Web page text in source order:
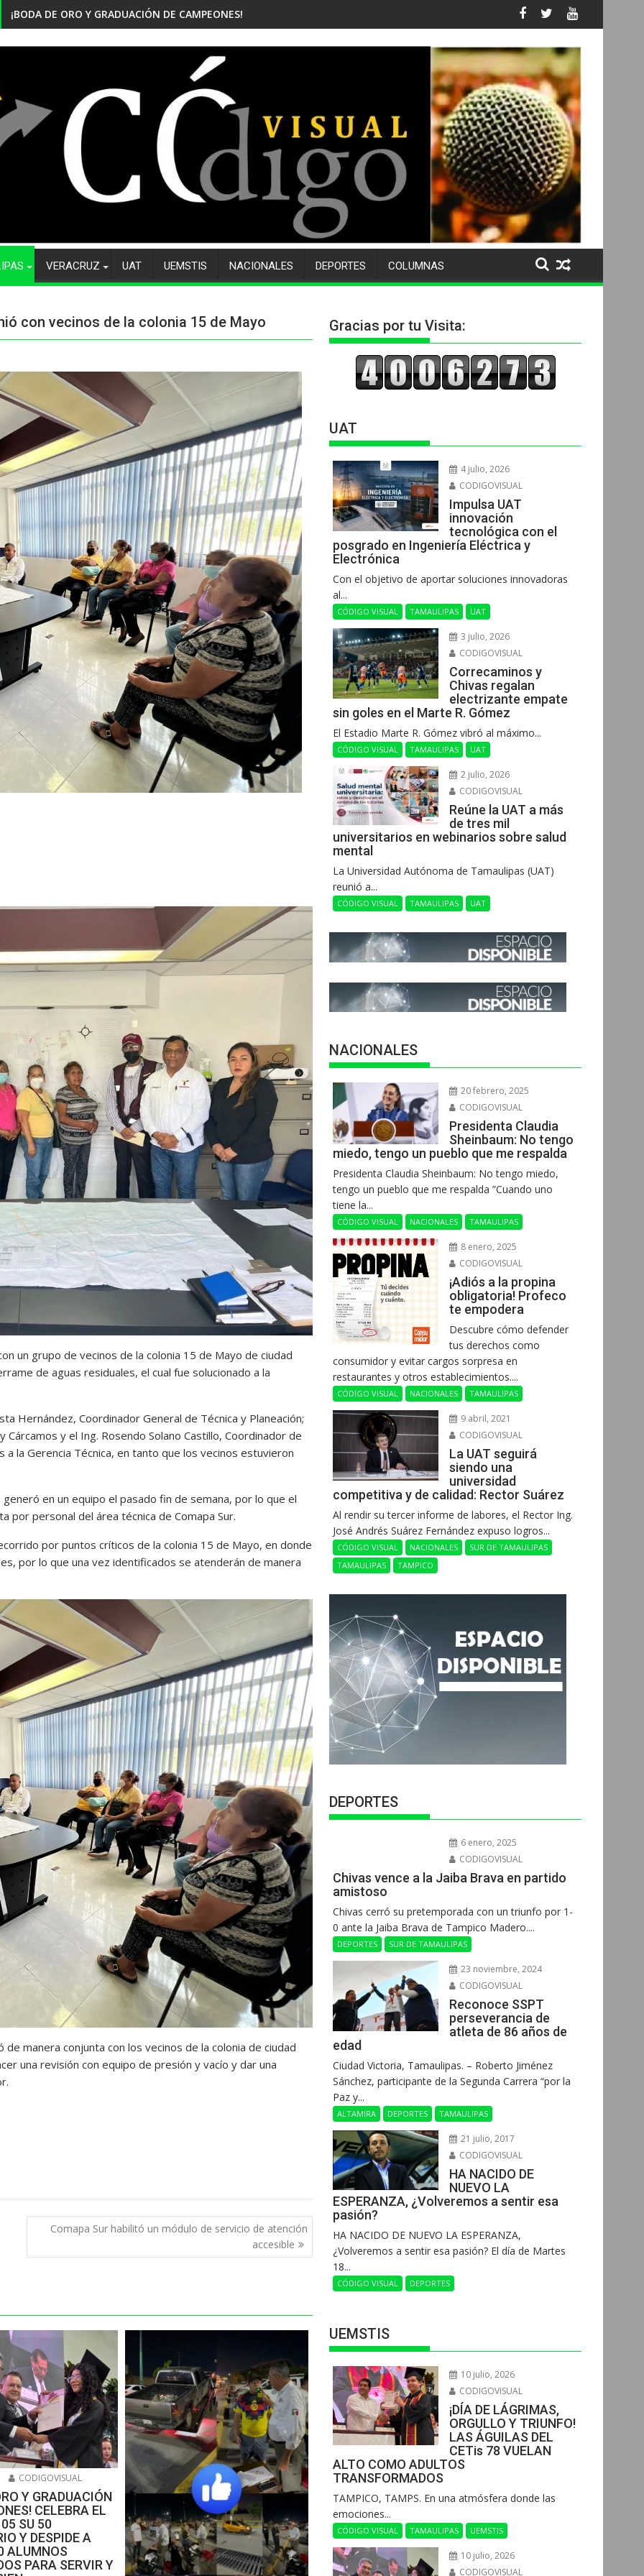
¡BODA DE ORO Y GRADUACIÓN DE CAMPEONES! CELEBRA EL CBTis No. 105 SU 50 ANIVERSARIO Y DESPIDE A MÁS DE 500
VERACRUZ UAT UEMSTIS NACIONALES DEPORTES COLUMNAS
con vecinos de la colonia 15 de Mayo
un grupo de vecinos de la colonia 15 de Mayo de ciudad
de aguas residuales, el cual fue solucionado a la
Hernández, Coordinador General de Técnica y Planeación;
Cárcamos y el Ing. Rosendo Solano Castillo, Coordinador de
la Gerencia Técnica, en tanto que los vecinos estuvieron
en un equipo el pasado fin de semana, por lo que el
por personal del área técnica de Comapa Sur.
por puntos críticos de la colonia 15 de Mayo, en donde
por lo que una vez identificados se atenderán de manera
manera conjunta con los vecinos de la colonia de ciudad
una revisión con equipo de presión y vacío y dar una
Comapa Sur habilitó un módulo de servicio de atención
accesible
CODIGOVISUAL
Y GRADUACIÓN
CELEBRA EL
SU 50
Y DESPIDE A
ALUMNOS
PARA SERVIR Y
Gracias por tu Visita:
UAT
4 julio, 2026
CODIGOVISUAL
Impulsa UAT
innovación
tecnológica con el
posgrado en Ingeniería Eléctrica y
Electrónica
Con el objetivo de aportar soluciones innovadoras
al...
CÓDIGO VISUAL TAMAULIPAS UAT
3 julio, 2026
CODIGOVISUAL
Correcaminos y
Chivas regalan
electrizante empate
sin goles en el Marte R. Gómez
El Estadio Marte R. Gómez vibró al máximo...
CÓDIGO VISUAL TAMAULIPAS UAT
2 julio, 2026
CODIGOVISUAL
Reúne la UAT a más
de tres mil
universitarios en webinarios sobre salud
mental
La Universidad Autónoma de Tamaulipas (UAT)
reunió a...
CÓDIGO VISUAL TAMAULIPAS UAT
NACIONALES
20 febrero, 2025
CODIGOVISUAL
Presidenta Claudia
Sheinbaum: No tengo
miedo, tengo un pueblo que me respalda
Presidenta Claudia Sheinbaum: No tengo miedo,
tengo un pueblo que me respalda ”Cuando uno
tiene la...
CÓDIGO VISUAL NACIONALES TAMAULIPAS
8 enero, 2025
CODIGOVISUAL
¡Adiós a la propina
obligatoria! Profeco
te empodera
Descubre cómo defender
tus derechos como
consumidor y evitar cargos sorpresa en
restaurantes y otros establecimientos....
CÓDIGO VISUAL NACIONALES TAMAULIPAS
9 abril, 2021
CODIGOVISUAL
La UAT seguirá
siendo una
universidad
competitiva y de calidad: Rector Suárez
Al rendir su tercer informe de labores, el Rector Ing.
José Andrés Suárez Fernández expuso logros...
CÓDIGO VISUAL NACIONALES
SUR DE TAMAULIPAS
TAMAULIPAS
TAMPICO
DEPORTES
6 enero, 2025
CODIGOVISUAL
Chivas vence a la Jaiba Brava en partido
amistoso
Chivas cerró su pretemporada con un triunfo por 1-
0 ante la Jaiba Brava de Tampico Madero....
DEPORTES SUR DE TAMAULIPAS
23 noviembre, 2024
CODIGOVISUAL
Reconoce SSPT
perseverancia de
atleta de 86 años de
edad
Ciudad Victoria, Tamaulipas. – Roberto Jiménez
Sánchez, participante de la Segunda Carrera “por la
Paz y...
ALTAMIRA DEPORTES TAMAULIPAS
21 julio, 2017
CODIGOVISUAL
HA NACIDO DE
NUEVO LA
ESPERANZA, ¿Volveremos a sentir esa
pasión?
HA NACIDO DE NUEVO LA ESPERANZA,
¿Volveremos a sentir esa pasión? El día de Martes
18...
CÓDIGO VISUAL DEPORTES
UEMSTIS
10 julio, 2026
CODIGOVISUAL
¡DÍA DE LÁGRIMAS,
ORGULLO Y TRIUNFO!
LAS ÁGUILAS DEL
CETis 78 VUELAN
ALTO COMO ADULTOS
TRANSFORMADOS
​TAMPICO, TAMPS. En una atmósfera donde las
emociones...
CÓDIGO VISUAL TAMAULIPAS UEMSTIS
10 julio, 2026
CODIGOVISUAL